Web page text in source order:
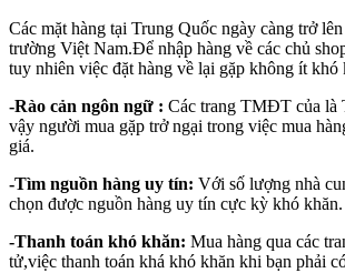
Các mặt hàng tại Trung Quốc ngày càng trở
trường Việt Nam.Để nhập hàng về các chủ
tuy nhiên việc đặt hàng về lại gặp không ít khó
-Rào cản ngôn ngữ : Các trang TMĐT của là
vậy người mua gặp trở ngại trong việc mua
giá.
-Tìm nguồn hàng uy tín: Với số lượng nhà
chọn được nguồn hàng uy tín cực kỳ khó khăn.
-Thanh toán khó khăn: Mua hàng qua các
tử,việc thanh toán khá khó khăn khi bạn phải